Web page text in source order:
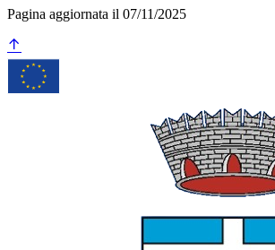
Pagina aggiornata il 07/11/2025